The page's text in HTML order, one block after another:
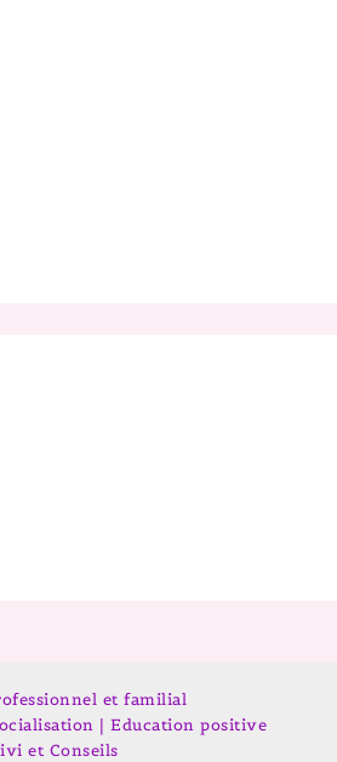
et familial
| Education positive
et Conseils